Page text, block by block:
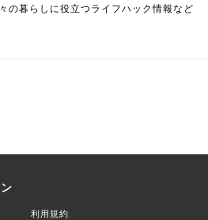
の暮らしに役立つライフハック情報など
利用規約